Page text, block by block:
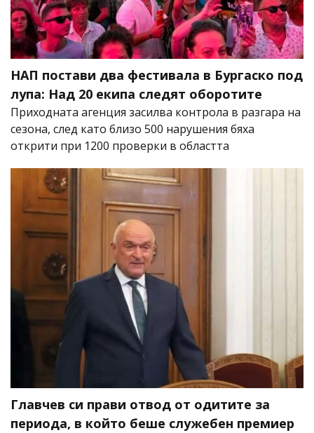
НАП постави два фестивала в Бургаско под
лупа: Над 20 екипа следят оборотите
Приходната агенция засилва контрола в разгара на
сезона, след като близо 500 нарушения бяха
открити при 1200 проверки в областта
Главчев си прави отвод от одитите за
периода, в който беше служебен премиер